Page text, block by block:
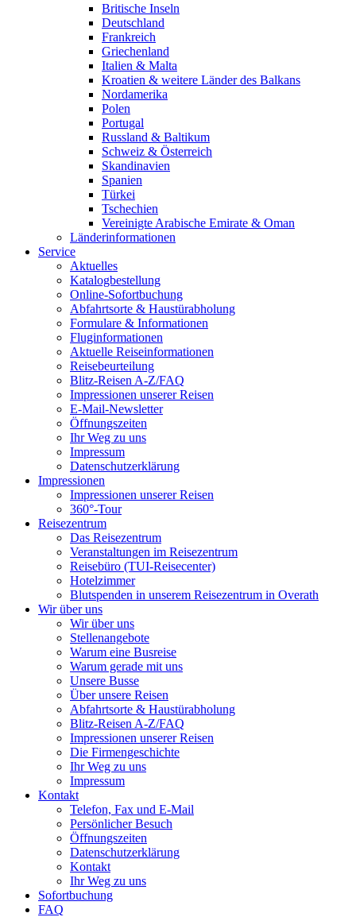
Britische Inseln
Deutschland
Frankreich
Griechenland
Italien & Malta
Kroatien & weitere Länder des Balkans
Nordamerika
Polen
Portugal
Russland & Baltikum
Schweiz & Österreich
Skandinavien
Spanien
Türkei
Tschechien
Vereinigte Arabische Emirate & Oman
Länderinformationen
Service
Aktuelles
Katalogbestellung
Online-Sofortbuchung
Abfahrtsorte & Haustürabholung
Formulare & Informationen
Fluginformationen
Aktuelle Reiseinformationen
Reisebeurteilung
Blitz-Reisen A-Z/FAQ
Impressionen unserer Reisen
E-Mail-Newsletter
Öffnungszeiten
Ihr Weg zu uns
Impressum
Datenschutzerklärung
Impressionen
Impressionen unserer Reisen
360°-Tour
Reisezentrum
Das Reisezentrum
Veranstaltungen im Reisezentrum
Reisebüro (TUI-Reisecenter)
Hotelzimmer
Blutspenden in unserem Reisezentrum in Overath
Wir über uns
Wir über uns
Stellenangebote
Warum eine Busreise
Warum gerade mit uns
Unsere Busse
Über unsere Reisen
Abfahrtsorte & Haustürabholung
Blitz-Reisen A-Z/FAQ
Impressionen unserer Reisen
Die Firmengeschichte
Ihr Weg zu uns
Impressum
Kontakt
Telefon, Fax und E-Mail
Persönlicher Besuch
Öffnungszeiten
Datenschutzerklärung
Kontakt
Ihr Weg zu uns
Sofortbuchung
FAQ